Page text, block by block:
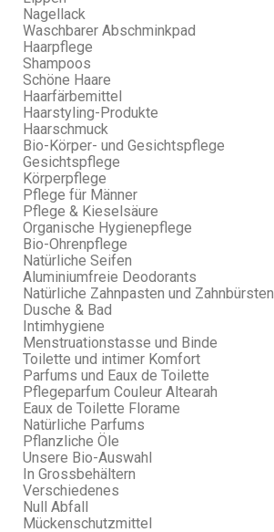
Nagellack
Waschbarer Abschminkpad
Haarpflege
Shampoos
Schöne Haare
Haarfärbemittel
Haarstyling-Produkte
Haarschmuck
Bio-Körper- und Gesichtspflege
Gesichtspflege
Körperpflege
Pflege für Männer
Pflege & Kieselsäure
Organische Hygienepflege
Bio-Ohrenpflege
Natürliche Seifen
Aluminiumfreie Deodorants
Natürliche Zahnpasten und Zahnbürsten
Dusche & Bad
Intimhygiene
Menstruationstasse und Binde
Toilette und intimer Komfort
Parfums und Eaux de Toilette
Pflegeparfum Couleur Altearah
Eaux de Toilette Florame
Natürliche Parfums
Pflanzliche Öle
Unsere Bio-Auswahl
In Grossbehältern
Verschiedenes
Null Abfall
Mückenschutzmittel